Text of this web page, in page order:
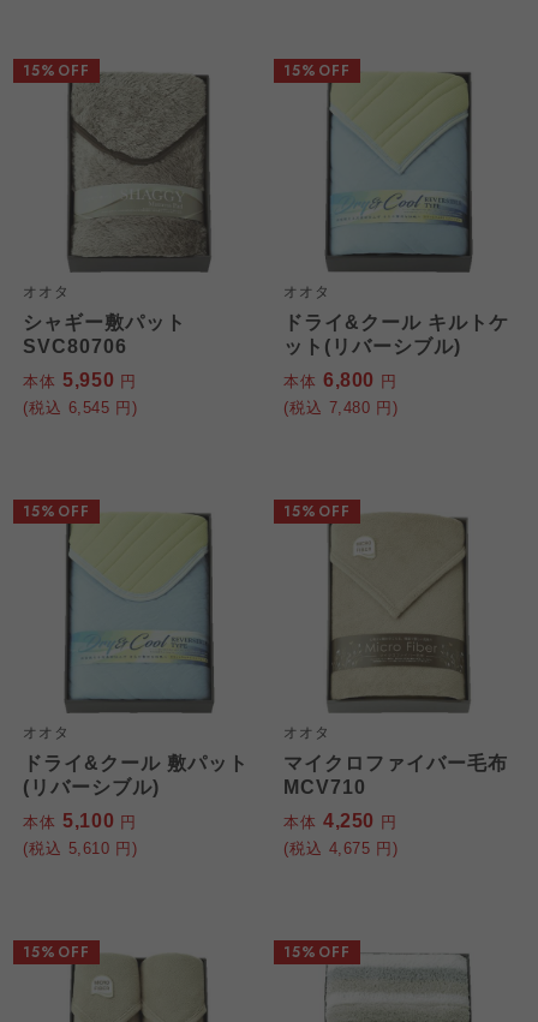
オオタ
シャギー敷パット
SVC80706
本体 5,950 円
(税込 6,545 円)
15%OFF
オオタ
ドライ&クール キルトケ
ット(リバーシブル)
本体 6,800 円
(税込 7,480 円)
15%OFF
オオタ
ドライ&クール 敷パット
(リバーシブル)
本体 5,100 円
(税込 5,610 円)
15%OFF
オオタ
マイクロファイバー毛布
MCV710
本体 4,250 円
(税込 4,675 円)
15%OFF
15%OFF 15%OFF